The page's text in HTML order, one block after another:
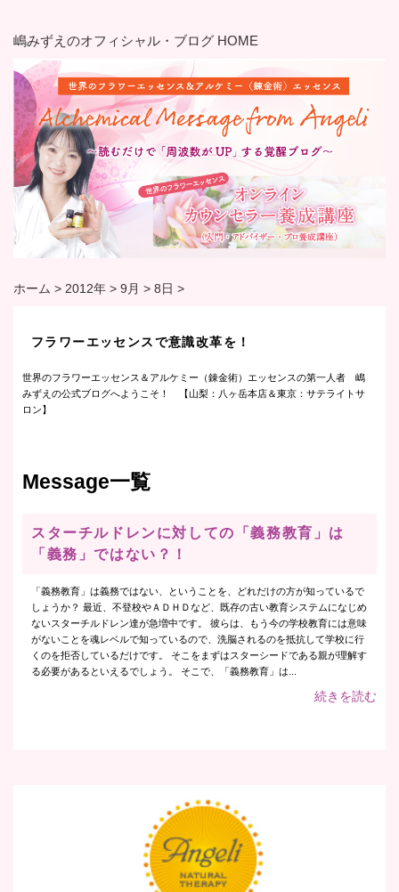
嶋みずえのオフィシャル・ブログ HOME
ホーム > 2012年 > 9月 > 8日 >
フラワーエッセンスで意識改革を！
世界のフラワーエッセンス＆アルケミー（錬金術）エッセンスの第一人者 嶋
みずえの公式ブログへようこそ！ 【山梨：八ヶ岳本店＆東京：サテライトサ
ロン】
Message一覧
スターチルドレンに対しての「義務教育」は
「義務」ではない？！
「義務教育」は義務ではない、ということを、どれだけの方が知っているで
しょうか？ 最近、不登校やＡＤＨＤなど、既存の古い教育システムになじめ
ないスターチルドレン達が急増中です。 彼らは、もう今の学校教育には意味
がないことを魂レベルで知っているので、洗脳されるのを抵抗して学校に行
くのを拒否しているだけです。 そこをまずはスターシードである親が理解す
る必要があるといえるでしょう。 そこで、「義務教育」は...
続きを読む